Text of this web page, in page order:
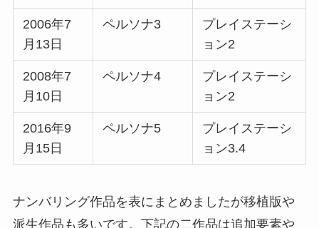
2006年7
月13日
ペルソナ3
プレイステーシ
ョン2
2008年7
月10日
ペルソナ4
プレイステーシ
ョン2
2016年9
月15日
ペルソナ5
プレイステーシ
ョン3.4
ナンバリング作品を表にまとめましたが移植版や
派生作品も多いです。下記の二作品は追加要素や